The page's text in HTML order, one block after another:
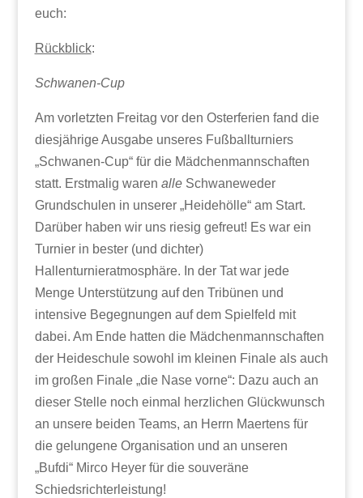
euch:
Rückblick:
Schwanen-Cup
Am vorletzten Freitag vor den Osterferien fand die
diesjährige Ausgabe unseres Fußballturniers
„Schwanen-Cup“ für die Mädchenmannschaften
statt. Erstmalig waren alleSchwaneweder
Grundschulen in unserer „Heidehölle“ am Start.
Darüber haben wir uns riesig gefreut! Es war ein
Turnier in bester (und dichter)
Hallenturnieratmosphäre. In der Tat war jede
Menge Unterstützung auf den Tribünen und
intensive Begegnungen auf dem Spielfeld mit
dabei. Am Ende hatten die Mädchenmannschaften
der Heideschule sowohl im kleinen Finale als auch
im großen Finale „die Nase vorne“: Dazu auch an
dieser Stelle noch einmal herzlichen Glückwunsch
an unsere beiden Teams, an Herrn Maertens für
die gelungene Organisation und an unseren
„Bufdi“ Mirco Heyer für die souveräne
Schiedsrichterleistung!